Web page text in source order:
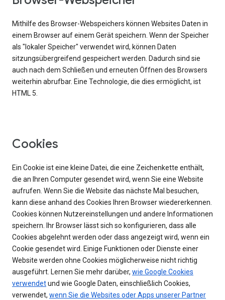
Mithilfe des Browser-Webspeichers können Websites Daten in
einem Browser auf einem Gerät speichern. Wenn der Speicher
als "lokaler Speicher" verwendet wird, können Daten
sitzungsübergreifend gespeichert werden. Dadurch sind sie
auch nach dem Schließen und erneuten Öffnen des Browsers
weiterhin abrufbar. Eine Technologie, die dies ermöglicht, ist
HTML 5.
Cookies
Ein Cookie ist eine kleine Datei, die eine Zeichenkette enthält,
die an Ihren Computer gesendet wird, wenn Sie eine Website
aufrufen. Wenn Sie die Website das nächste Mal besuchen,
kann diese anhand des Cookies Ihren Browser wiedererkennen.
Cookies können Nutzereinstellungen und andere Informationen
speichern. Ihr Browser lässt sich so konfigurieren, dass alle
Cookies abgelehnt werden oder dass angezeigt wird, wenn ein
Cookie gesendet wird. Einige Funktionen oder Dienste einer
Website werden ohne Cookies möglicherweise nicht richtig
ausgeführt. Lernen Sie mehr darüber, wie Google Cookies
verwendetund wie Google Daten, einschließlich Cookies,
verwendet, wenn Sie die Websites oder Apps unserer Partner